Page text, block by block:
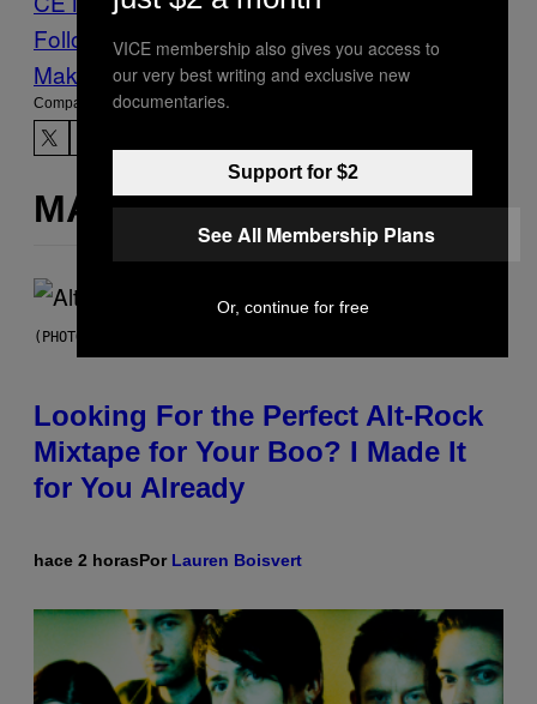
Follow Us On Discover
Make Us Preferred In Top Stories
Compartir:
MÁS DE LO MISMO
(PHOTO BY MICK HUTSON/REDFERNS)
Looking For the Perfect Alt-Rock
Mixtape for Your Boo? I Made It
for You Already
hace 2 horasPor Lauren Boisvert
VICE membership also gives you access to
our very best writing and exclusive new
documentaries.
Support for $2
See All Membership Plans
Or, continue for free